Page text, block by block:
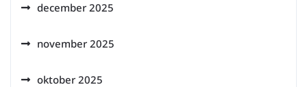
december 2025
november 2025
oktober 2025